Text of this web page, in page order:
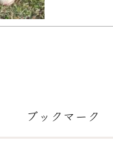
ブックマーク